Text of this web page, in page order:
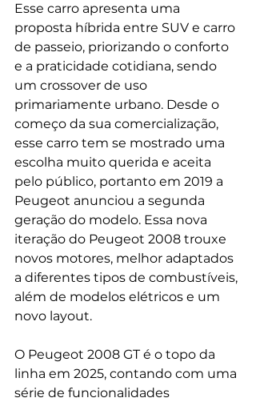
Esse carro apresenta uma
proposta híbrida entre SUV e carro
de passeio, priorizando o conforto
e a praticidade cotidiana, sendo
um crossover de uso
primariamente urbano. Desde o
começo da sua comercialização,
esse carro tem se mostrado uma
escolha muito querida e aceita
pelo público, portanto em 2019 a
Peugeot anunciou a segunda
geração do modelo. Essa nova
iteração do Peugeot 2008 trouxe
novos motores, melhor adaptados
a diferentes tipos de combustíveis,
além de modelos elétricos e um
novo layout.
O Peugeot 2008 GT é o topo da
linha em 2025, contando com uma
série de funcionalidades